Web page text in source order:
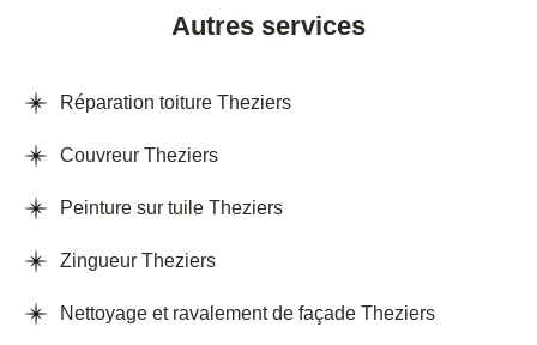
Autres services
Réparation toiture Theziers
Couvreur Theziers
Peinture sur tuile Theziers
Zingueur Theziers
Nettoyage et ravalement de façade Theziers